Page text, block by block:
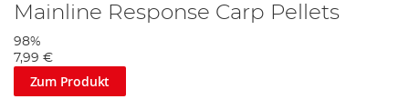
Mainline Response Carp Pellets
98%
7,99 €
Zum Produkt